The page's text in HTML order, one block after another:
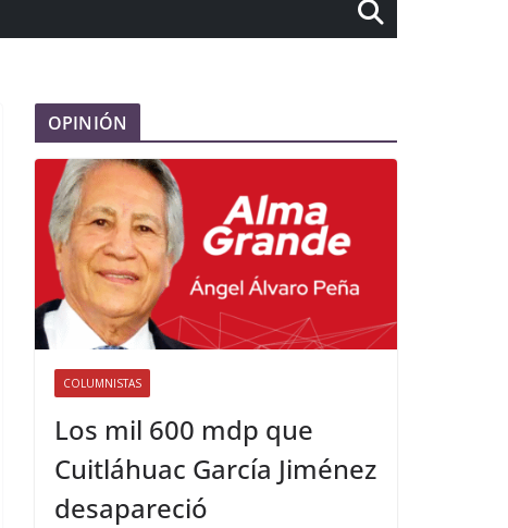
OPINIÓN
COLUMNISTAS
Los mil 600 mdp que
Cuitláhuac García Jiménez
desapareció